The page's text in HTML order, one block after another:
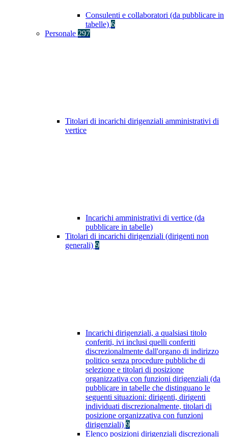
Consulenti e collaboratori (da pubblicare in
tabelle) 6
Personale 297
Titolari di incarichi dirigenziali amministrativi di
vertice
Incarichi amministrativi di vertice (da
pubblicare in tabelle)
Titolari di incarichi dirigenziali (dirigenti non
generali) 9
Incarichi dirigenziali, a qualsiasi titolo
conferiti, ivi inclusi quelli conferiti
discrezionalmente dall'organo di indirizzo
politico senza procedure pubbliche di
selezione e titolari di posizione
organizzativa con funzioni dirigenziali (da
pubblicare in tabelle che distinguano le
seguenti situazioni: dirigenti, dirigenti
individuati discrezionalmente, titolari di
posizione organizzativa con funzioni
dirigenziali) 9
Elenco posizioni dirigenziali discrezionali